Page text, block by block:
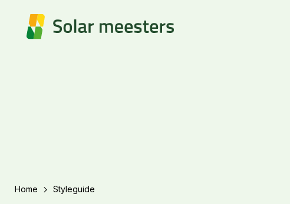
Home Styleguide